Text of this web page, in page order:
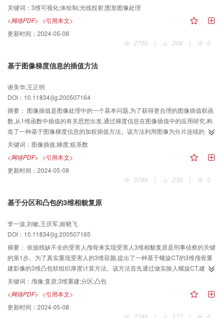
能处理存在点和线的混合场景;有的则成像速度慢、成像质量差。为了能够正确
地绘制复杂混合场景,采用SIMD和软件加速等技术,提出了一种速度快、成像质
量高的基于光线投射算法的混合场景可视化方法,并分析了该算法所具有的3种绘
制次序,以便满足不同应用的要求。该算法既可用于不同场景的绘制,又可用于平
行和透视投影中。实验结果表明,该算法能够正确地绘制体数据与点、线、面图
关键词： 3维可视化;体绘制;光线投射;图形图像处理
<网络PDF> <引用本文>
更新时间： 2024-05-08
2750
| 208 | 0
基于图像梯度信息的插值方法
谢美华,王正明
DOI：10.11834/jig.200507164
摘要： 图像插值是图像处理中的一个基本问题,为了获得更合理的图像插值权函
数,从1维函数中插值的有关思想出发,通过梯度信息在图像插值中的应用研究,构
造了一种基于图像梯度信息的加权插值方法。该方法利用图像为分片连续的光
滑函数的先验信息,通过建立一个与各点梯度值成反比的权函数来完成对图像的
插值,同时对涉及的有关参数选择问题进行了讨论,给出了一种合理的参数选取方
法。仿真计算表明,该方法对一般图像均具有较好的插值效果,尤其适用于对比度
较强,且边缘简单的图像,插值后的图像边缘更清晰。
关键词： 图像插值;梯度;权系数
<网络PDF> <引用本文>
更新时间： 2024-05-08
3769
| 230 | 0
基于分区和凸包的3维相貌复原
李一波,刘敏,王庆军,姬晓飞
DOI：10.11834/jig.200507165
摘要： 依据残缺不全的受害人颅骨来实现受害人3维相貌复原是刑事侦察的关键
的第1步。为了真实重现受害人的3维容颜,提出了一种基于螺旋CT的3维颅骨重
建影像的3维凸包软组织厚度计算方法。该方法首先通过做实验人螺旋CT,建立
分民族、年龄段的统计意义上的中性人软组织厚度数据库;最后提出了基于分区
和凸包的3维相貌复原重建方案。经有关部门试用和实际重建效果分析,证明该方
案和软组织获取方案是有效和可行的,并达到了预期效果。该方法与已有方法相
比,具有客观、快速的优点。
关键词： 颅像;复原;3维重建;分区;凸包
<网络PDF> <引用本文>
更新时间： 2024-05-08
2746
| 177 | 0